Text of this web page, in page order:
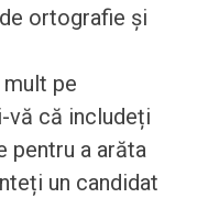
ortografie și
pe
vă că includeți
pentru a arăta
un candidat